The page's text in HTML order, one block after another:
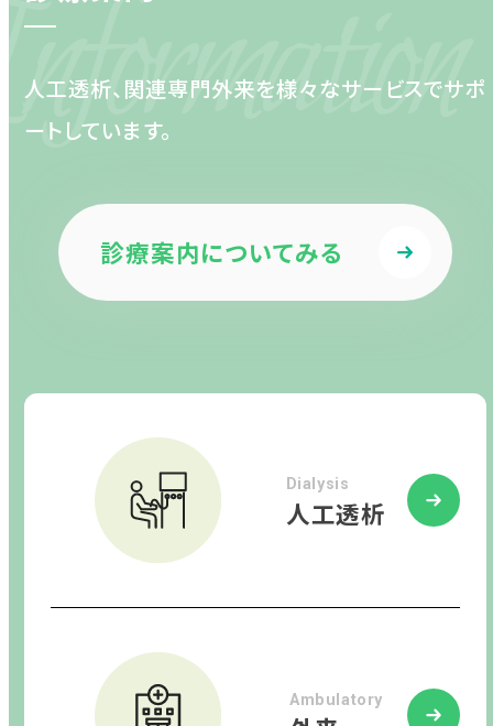
人工透析、関連専門外来を様々なサービスでサポ
ートしています。
診療案内についてみる
Dialysis
人工透析
Ambulatory